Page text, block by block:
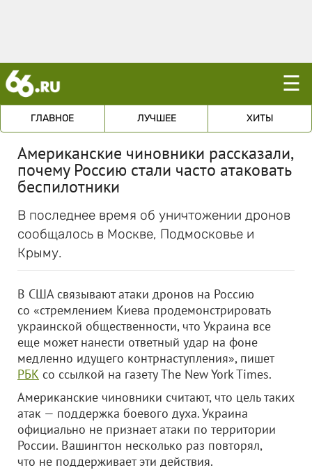
☰
ГЛАВНОЕ ЛУЧШЕЕ ХИТЫ
Американские чиновники рассказали,
почему Россию стали часто атаковать
беспилотники
В последнее время об уничтожении дронов
сообщалось в Москве, Подмосковье и
Крыму.
В США связывают атаки дронов на Россию
со «стремлением Киева продемонстрировать
украинской общественности, что Украина все
еще может нанести ответный удар на фоне
медленно идущего контрнаступления», пишет
РБК со ссылкой на газету The New York Times.
Американские чиновники считают, что цель таких
атак — поддержка боевого духа. Украина
официально не признает атаки по территории
России. Вашингтон несколько раз повторял,
что не поддерживает эти действия.